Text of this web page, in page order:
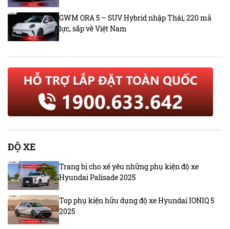
GWM ORA 5 – SUV Hybrid nhập Thái, 220 mã
lực, sắp về Việt Nam
ĐỘ XE
Trang bị cho xế yêu những phụ kiện độ xe
Hyundai Palisade 2025
Top phụ kiện hữu dụng độ xe Hyundai IONIQ 5
2025